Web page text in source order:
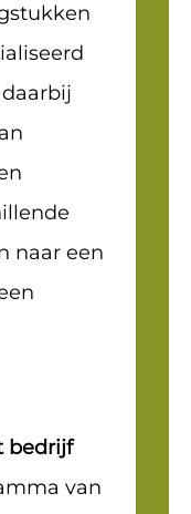
naar een
bedrijf
van